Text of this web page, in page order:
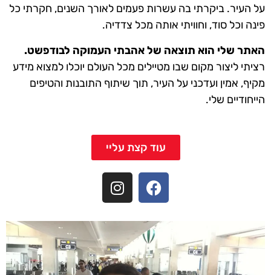
על העיר. ביקרתי בה עשרות פעמים לאורך השנים, חקרתי כל
פינה וכל סוד, וחוויתי אותה מכל צדדיה.
האתר שלי הוא תוצאה של אהבתי העמוקה לבודפשט.
רציתי ליצור מקום שבו מטיילים מכל העולם יוכלו למצוא מידע
מקיף, אמין ועדכני על העיר, תוך שיתוף התובנות והטיפים
הייחודיים שלי.
עוד קצת עליי